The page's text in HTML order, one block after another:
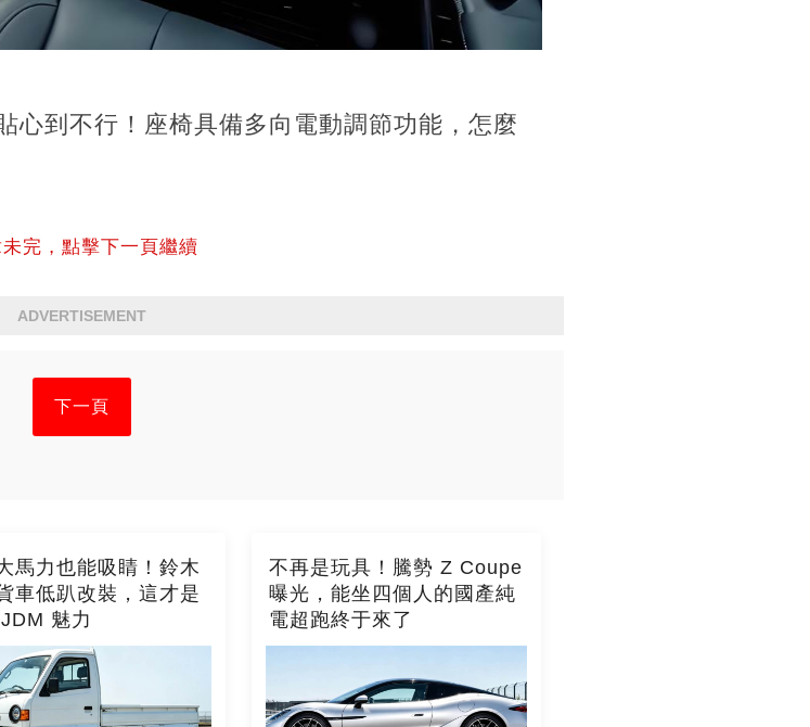
心到不行！座椅具備多向電動調節功能，怎麼
完，點擊下一頁繼續
ADVERTISEMENT
下一頁
馬力也能吸睛！鈴木
車低趴改裝，這才是
魅力
不再是玩具！騰勢 Z Coupe
曝光，能坐四個人的國產純
電超跑終于來了